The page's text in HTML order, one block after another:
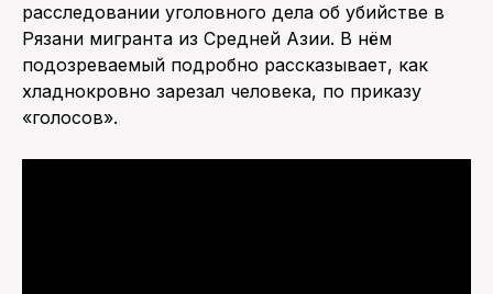
расследовании уголовного дела об убийстве в
Рязани мигранта из Средней Азии. В нём
подозреваемый подробно рассказывает, как
хладнокровно зарезал человека, по приказу
«голосов».